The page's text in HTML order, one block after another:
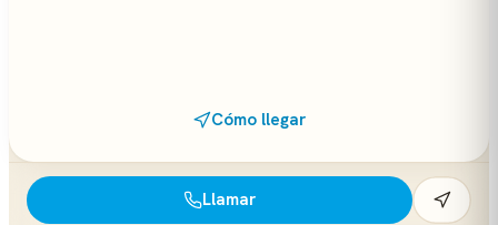
Cómo llegar
Llamar